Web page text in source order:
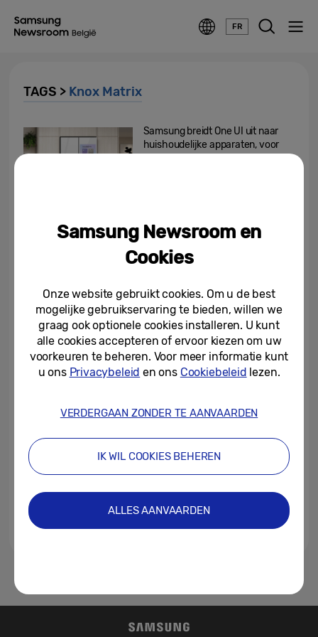
FR
TAGS > Knox Matrix
Samsung breidt One UI uit naar
huishoudelijke apparaten, voor
dagelijks na over privacy
Hoe Galaxy AI privacy
beschermt met Samsung Knox
Vault
19-06-2025
wachtwoorden
03-09-2024
beveiligingsoplossing voor al je
verbonden Samsung-apparaten
Samsung Newsroom en
Cookies
Onze website gebruikt cookies. Om u de best
mogelijke gebruikservaring te bieden, willen we
graag ook optionele cookies installeren. U kunt
alle cookies accepteren of ervoor kiezen om uw
voorkeuren te beheren. Voor meer informatie kunt
u ons Privacybeleid en ons Cookiebeleid lezen.
VERDERGAAN ZONDER TE AANVAARDEN
IK WIL COOKIES BEHEREN
ALLES AANVAARDEN